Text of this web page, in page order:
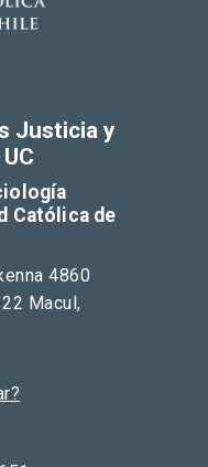
Justicia y
Católica de
4860
Macul,